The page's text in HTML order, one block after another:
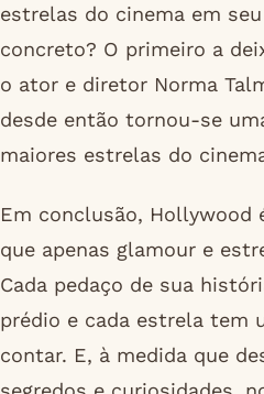
estrelas do cinema em
concreto? O primeiro a
o ator e diretor Norma
desde então tornou-se
maiores estrelas do
Em conclusão, Hollywood
que apenas glamour e
Cada pedaço de sua
prédio e cada estrela tem
contar. E, à medida que